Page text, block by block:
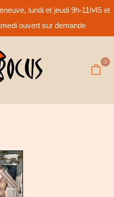
lundi et jeudi 9h-11h45 et
ouvert sur demande
0